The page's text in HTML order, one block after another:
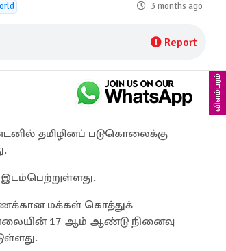
3 months ago
Report
விளம்பரம்
தமிழினப் படுகொலைக்கு
மக்கள் கொத்துக்
17 ஆம் ஆண்டு நினைவு